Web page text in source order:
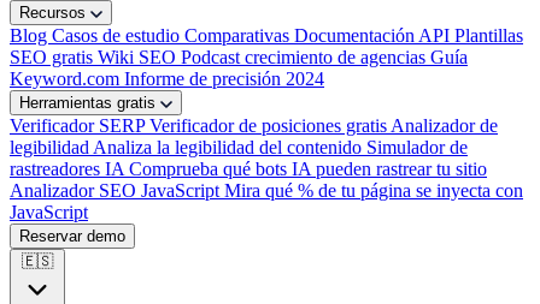
Recursos
Blog Casos de estudio Comparativas Documentación API Plantillas
SEO gratis Wiki SEO Podcast crecimiento de agencias Guía
Keyword.com Informe de precisión 2024
Herramientas gratis
Verificador SERPVerificador de posiciones gratis Analizador de
legibilidad Analiza la legibilidad del contenido Simulador de
rastreadores IA Comprueba qué bots IA pueden rastrear tu sitio
Analizador SEO JavaScript Mira qué % de tu página se inyecta con
JavaScript
Reservar demo
🇪🇸